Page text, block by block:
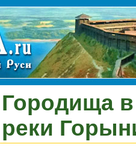
Городища
реки